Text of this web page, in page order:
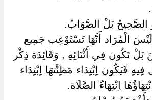
الصَّحِيحُ بَلْ الصَّوَابُ.
الْمُرَاد أَنَّهَا تَسْتَوْعِب جَمِيع
بَلْ تَكُون فِي أَثْنَائِهِ , وَفَائِدَة ذِكْر
فِيهِ فَيَكُون اِبْتِدَاء مَظِنَّتهَا اِبْتِدَاء
اِنْتِهَاءُ الصَّلَاة.